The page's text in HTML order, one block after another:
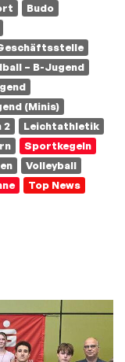
Budo
– B-Jugend
(Minis)
2
Leichtathletik
Sportkegeln
Volleyball
Top News